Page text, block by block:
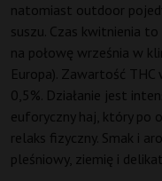
natomiast outdoor
suszu. Czas kwitnienia
na połowę września w
Europa). Zawartość THC
0,5%. Działanie jest
euforyczny haj, który po
relaks fizyczny. Smak i
pleśniowy, ziemię i